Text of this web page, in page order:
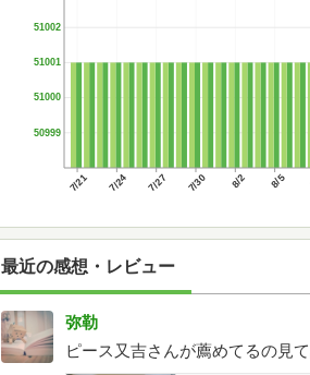
7/21 7/24 7/27 7/30 8/2 8/5
50999
51000
51001
51002
最近の感想・レビュー
弥勒
ピース又吉さんが薦めてるの見